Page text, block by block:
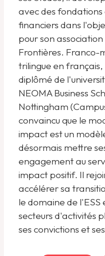
avec des
financiers dans
pour son
Frontières. Franco-
trilingue en
diplômé de
NEOMA Business
Nottingham
convaincu que le
impact est un
désormais mettre
engagement au
impact positif. Il
accélérer sa
le domaine de
secteurs d'activités
ses convictions et